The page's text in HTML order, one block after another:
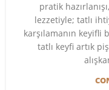
pratik
lezzetiyle; tatlı
karşılamanın
tatlı keyfi artık